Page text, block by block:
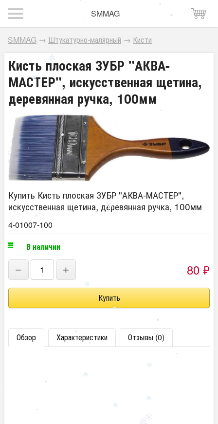
SMMAG
SMMAG → Штукатурно-малярный → Кисти
Кисть плоская ЗУБР "АКВА-
МАСТЕР", искусственная щетина,
деревянная ручка, 100мм
Купить Кисть плоская ЗУБР "АКВА-МАСТЕР",
искусственная щетина, деревянная ручка, 100мм
4-01007-100
В наличии
− + 80 ₽
Обзор Характеристики Отзывы (0)